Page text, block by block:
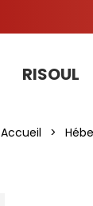
RISOUL
Accueil >